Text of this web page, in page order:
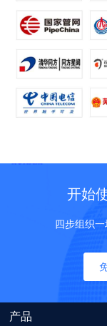
开始
四步组织
产品